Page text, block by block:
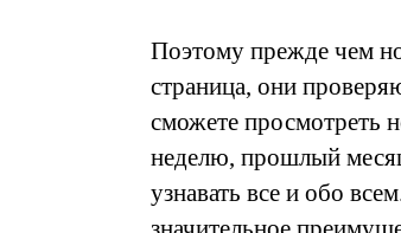
Поэтому прежде чем
страница, они
сможете просмотреть
неделю, прошлый
узнавать все и обо